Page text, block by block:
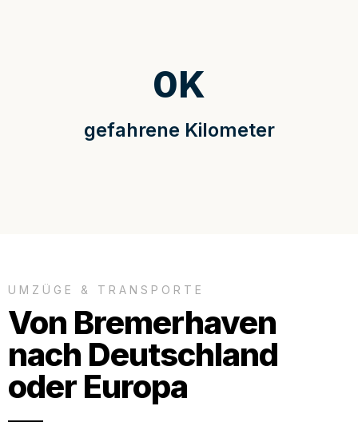
gefahrene Kilometer
0K
UMZÜGE & TRANSPORTE
Von Bremerhaven
nach Deutschland
oder Europa